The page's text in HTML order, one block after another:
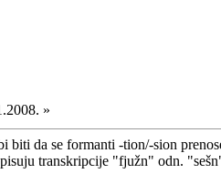
»
biti da se formanti -tion/-sion
transkripcije "fjužn" odn.